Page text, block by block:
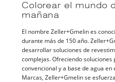
Colorear el mundo
mañana
El nombre Zeller+Gmelin es
durante más de 150 año.
desarrollar soluciones de
complejas. Ofreciendo soluciones
convencional y a base de agua
Marcas, Zeller+Gmelin se